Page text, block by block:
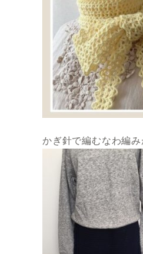
かぎ針で編むなわ編